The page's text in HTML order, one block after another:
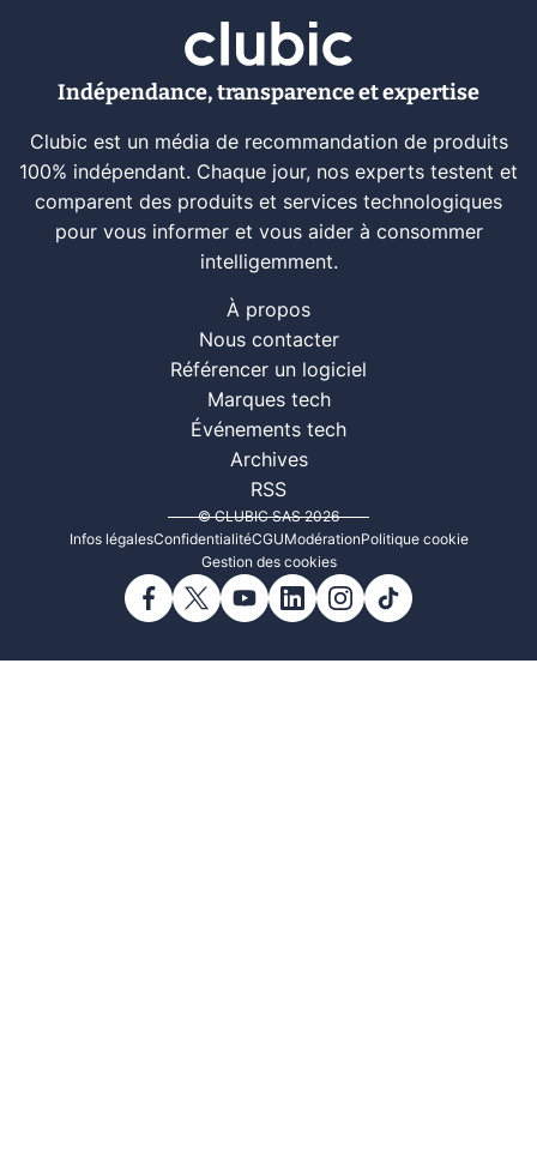
Indépendance, transparence et expertise
Clubic est un média de recommandation de produits
100% indépendant. Chaque jour, nos experts testent et
comparent des produits et services technologiques
pour vous informer et vous aider à consommer
intelligemment.
À propos
Nous contacter
Référencer un logiciel
Marques tech
Événements tech
Archives
RSS
© CLUBIC SAS 2026
Infos légalesConfidentialitéCGUModérationPolitique cookie
Gestion des cookies